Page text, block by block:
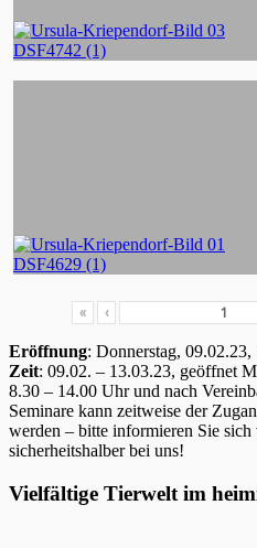
« ‹
Eröffnung: Donnerstag,
Zeit: 09.02. – 13.03.23, geöffnet
8.30 – 14.00 Uhr und nach
Seminare kann zeitweise der
werden – bitte informieren Sie sich
sicherheitshalber bei uns!
Vielfältige Tierwelt im